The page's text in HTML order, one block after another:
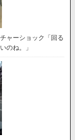
ャーショック「回る
のね。」